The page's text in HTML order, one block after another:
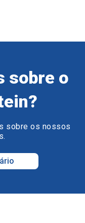
sobre o
sobre os nossos